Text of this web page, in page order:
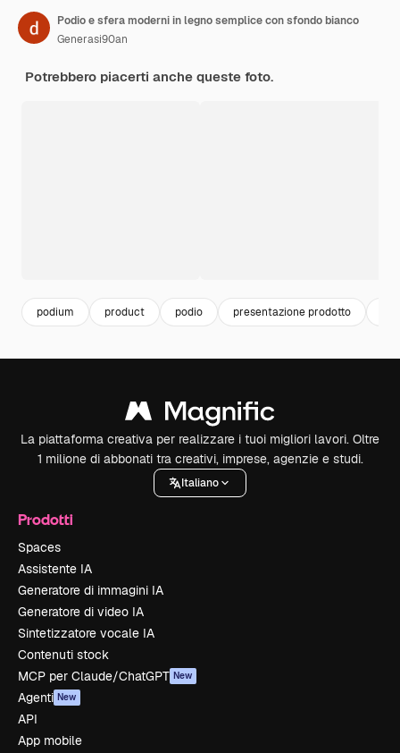
Podio e sfera moderni in legno semplice con sfondo bianco
Generasi90an
Potrebbero piacerti anche queste foto.
podium product podio presentazione prodotto
La piattaforma creativa per realizzare i tuoi migliori lavori. Oltre
1 milione di abbonati tra creativi, imprese, agenzie e studi.
Italiano
Prodotti
Spaces
Assistente IA
Generatore di immagini IA
Generatore di video IA
Sintetizzatore vocale IA
Contenuti stock
MCP per Claude/ChatGPT New
Agenti New
API
App mobile